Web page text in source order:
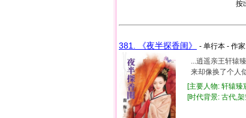
按
381. 《夜半探香闺》 - 单行本 - 作
...逍遥亲王轩
来却像换了个人
[主要人物: 轩辕
[时代背景: 古代,